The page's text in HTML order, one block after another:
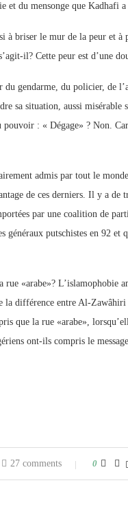
et du mensonge que Kadhafi
à briser le mur de la peur et
il? Cette peur est d’une
gendarme, du policier, de
sa situation, aussi
: « Dégage» ? Non.
admis par tout le
de ces derniers. Il y a de
par une coalition de
généraux putschistes en 92
rue «arabe»?
la différence entre Al-
que la rue «arabe»,
ont-ils compris le
27 comments 0